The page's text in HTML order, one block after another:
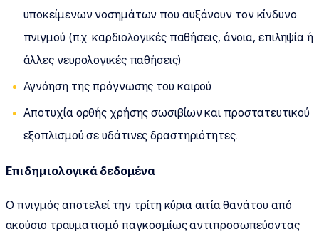
υποκείμενων νοσημάτων που αυξάνουν τον κίνδυνο
πνιγμού (π.χ. καρδιολογικές παθήσεις, άνοια, επιληψία ή
άλλες νευρολογικές παθήσεις)
Αγνόηση της πρόγνωσης του καιρού
Αποτυχία ορθής χρήσης σωσιβίων και προστατευτικού
εξοπλισμού σε υδάτινες δραστηριότητες.
Επιδημιολογικά δεδομένα
Ο πνιγμός αποτελεί την τρίτη κύρια αιτία θανάτου από
ακούσιο τραυματισμό παγκοσμίως αντιπροσωπεύοντας